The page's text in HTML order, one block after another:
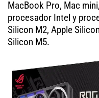
MacBook Pro, Mac
procesador Intel y
Silicon M2, Apple
Silicon M5.